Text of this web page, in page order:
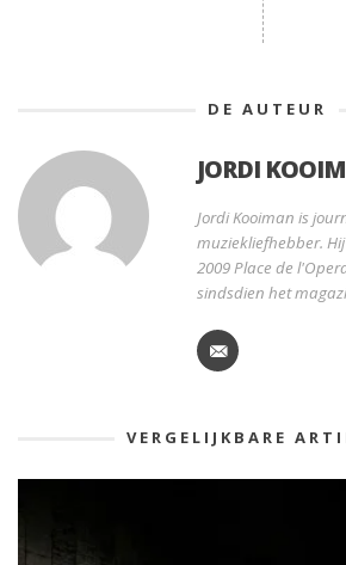
DE AUTEUR
JORDI
Jordi Kooiman is
muziekliefhebber.
2009 Place de
sindsdien het
VERGELIJKBARE